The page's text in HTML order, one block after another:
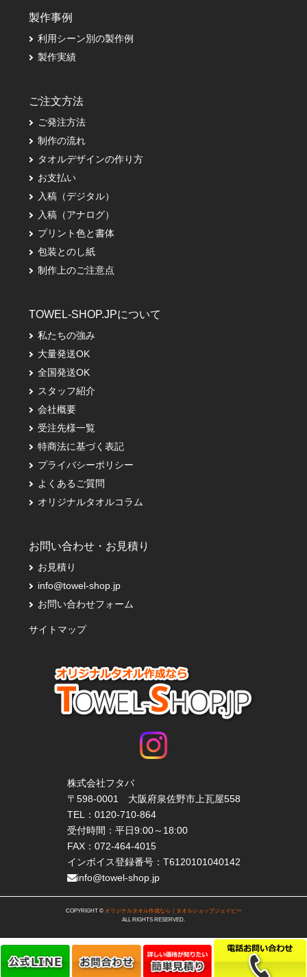
製作事例
利用シーン別の製作例
製作実績
ご注文方法
ご発注方法
制作の流れ
タオルデザインの作り方
お支払い
入稿（デジタル）
入稿（アナログ）
プリント色と書体
包装とのし紙
制作上のご注意点
TOWEL-SHOP.JPについて
私たちの強み
大量発送OK
全国発送OK
スタッフ紹介
会社概要
受注先様一覧
特商法に基づく表記
プライバシーポリシー
よくあるご質問
オリジナルタオルコラム
お問い合わせ・お見積り
お見積り
info@towel-shop.jp
お問い合わせフォーム
サイトマップ
株式会社フタバ
〒598-0001 大阪府泉佐野市上瓦屋558
TEL： 0120-710-864
受付時間：平日9:00～18:00
FAX：072-464-4015
インボイス登録番号：T6120101040142
info@towel-shop.jp
COPYRIGHT © オリジナルタオル作成なら｜タオルショップジェイピー
ALL RIGHTS RESERVED.